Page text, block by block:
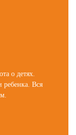
о детях.
ребенка. Вся